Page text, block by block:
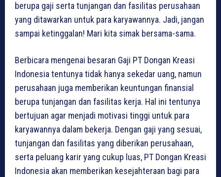
berupa gaji serta tunjangan dan fasilitas perusahaan
yang ditawarkan untuk para karyawannya. Jadi, jangan
sampai ketinggalan! Mari kita simak bersama-sama.
Berbicara mengenai besaran Gaji PT Dongan Kreasi
Indonesia tentunya tidak hanya sekedar uang, namun
perusahaan juga memberikan keuntungan finansial
berupa tunjangan dan fasilitas kerja. Hal ini tentunya
bertujuan agar menjadi motivasi tinggi untuk para
karyawannya dalam bekerja. Dengan gaji yang sesuai,
tunjangan dan fasilitas yang diberikan perusahaan,
serta peluang karir yang cukup luas, PT Dongan Kreasi
Indonesia akan memberikan kesejahteraan bagi para